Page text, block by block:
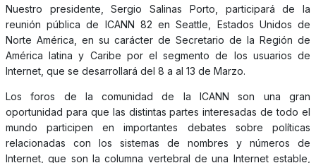
Nuestro presidente, Sergio Salinas Porto, participará de la
reunión pública de ICANN 82 en Seattle, Estados Unidos de
Norte América, en su carácter de Secretario de la Región de
América latina y Caribe por el segmento de los usuarios de
Internet, que se desarrollará del 8 a al 13 de Marzo.
Los foros de la comunidad de la ICANN son una gran
oportunidad para que las distintas partes interesadas de todo el
mundo participen en importantes debates sobre políticas
relacionadas con los sistemas de nombres y números de
Internet, que son la columna vertebral de una Internet estable,